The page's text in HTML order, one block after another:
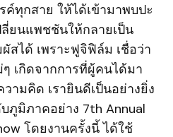
ค์ทุกสาย ให้ได้เข้ามาพบปะ
ยนแพชชันให้กลายเป็น
ได้ เพราะฟูจิฟิล์ม เชื่อว่า
เกิดจากการที่ผู้คนได้มา
ามคิด เรายินดีเป็นอย่างยิ่ง
ภูมิภาคอย่าง 7th Annual
โดยงานครั้งนี้ ได้ใช้